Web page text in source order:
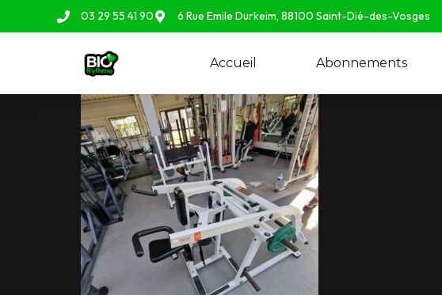
03 29 55 41 90 6 Rue Emile Durkeim, 88100 Saint-Dié-des-Vosges
Accueil Abonnements